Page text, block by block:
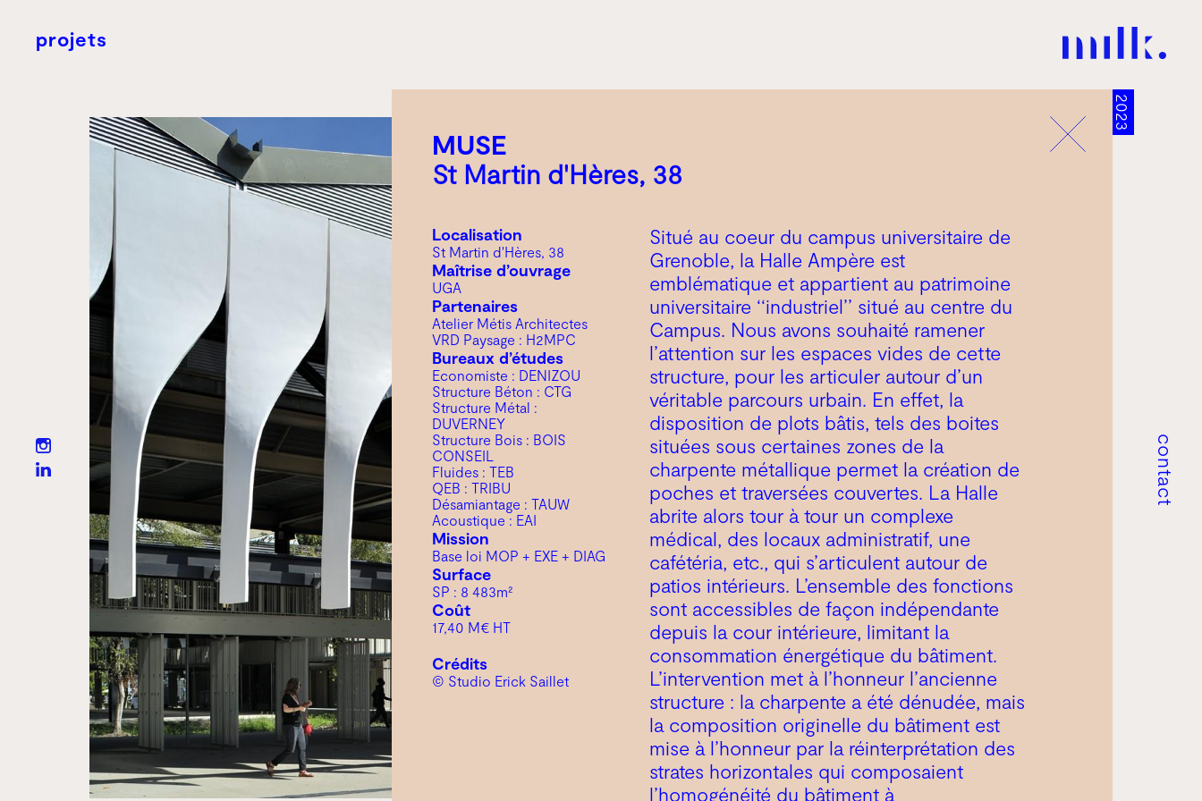
projets
contact
2023
MUSE
St Martin d'Hères, 38
Localisation
St Martin d'Hères, 38
Maîtrise d’ouvrage
UGA
Partenaires
Atelier Métis Architectes
VRD Paysage : H2MPC
Bureaux d’études
Economiste : DENIZOU
Structure Béton : CTG
Structure Métal :
DUVERNEY
Structure Bois : BOIS
CONSEIL
Fluides : TEB
QEB : TRIBU
Désamiantage : TAUW
Acoustique : EAI
Mission
Base loi MOP + EXE + DIAG
Surface
SP : 8 483m²
Coût
17,40 M€ HT
Crédits
© Studio Erick Saillet
Situé au coeur du campus universitaire de
Grenoble, la Halle Ampère est
emblématique et appartient au patrimoine
universitaire ‘‘industriel’’ situé au centre du
Campus. Nous avons souhaité ramener
l’attention sur les espaces vides de cette
structure, pour les articuler autour d’un
véritable parcours urbain. En effet, la
disposition de plots bâtis, tels des boites
situées sous certaines zones de la
charpente métallique permet la création de
poches et traversées couvertes. La Halle
abrite alors tour à tour un complexe
médical, des locaux administratif, une
cafétéria, etc., qui s’articulent autour de
patios intérieurs. L’ensemble des fonctions
sont accessibles de façon indépendante
depuis la cour intérieure, limitant la
consommation énergétique du bâtiment.
L’intervention met à l’honneur l’ancienne
structure : la charpente a été dénudée, mais
la composition originelle du bâtiment est
mise à l’honneur par la réinterprétation des
strates horizontales qui composaient
l’homogénéité du bâtiment à